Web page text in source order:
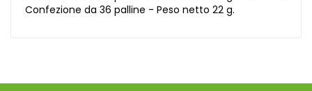
Confezione da 36 palline - Peso netto 22 g.